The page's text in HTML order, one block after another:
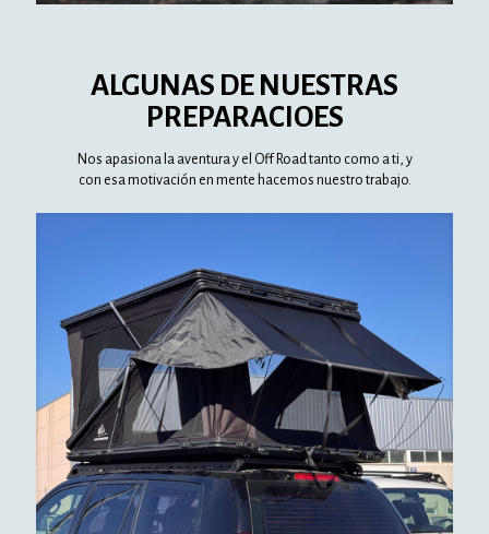
ALGUNAS DE NUESTRAS
PREPARACIOES
Nos apasiona la aventura y el Off Road tanto como a ti, y
con esa motivación en mente hacemos nuestro trabajo.